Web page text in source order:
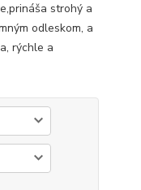
strohý a
odleskom, a
rýchle a